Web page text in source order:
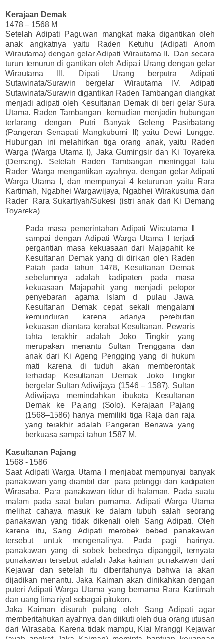
Kerajaan Demak
1478 – 1568 M
Setelah Adipati Paguwan mangkat maka digantikan oleh
anak angkatnya yaitu Raden Ketuhu (Adipati Anom
Wirautama) dengan gelar Adipati Wirautama II. Dan secara
turun temurun di gantikan oleh Adipati Urang dengan gelar
Wirautama III. Dipati Urang berputra Adipati
Sutawinata/Surawin bergelar Wirautama IV. Adipati
Sutawinata/Surawin digantikan Raden Tambangan diangkat
menjadi adipati oleh Kesultanan Demak di beri gelar Sura
Utama. Raden Tambangan kemudian menjadin hubungan
terlarang dengan Putri Banyak Geleng Pasirbatang
(Pangeran Senapati Mangkubumi II) yaitu Dewi Lungge.
Hubungan ini melahirkan tiga orang anak, yaitu Raden
Warga (Warga Utama I), Jaka Gumingsir dan Ki Toyareka
(Demang). Setelah Raden Tambangan meninggal lalu
Raden Warga mengantikan ayahnya, dengan gelar Adipati
Warga Utama I, dan mempunyai 4 keturunan yaitu Rara
Kartimah, Ngabhei Wargawijaya, Ngabhei Wirakusuma dan
Raden Rara Sukartiyah/Sukesi (istri anak dari Ki Demang
Toyareka).
Pada masa pemerintahan Adipati Wirautama II
sampai dengan Adipati Warga Utama I terjadi
pergantian masa kekuasaan dari Majapahit ke
Kesultanan Demak yang di dirikan oleh Raden
Patah pada tahun 1478, Kesultanan Demak
sebelumnya adalah kadipaten pada masa
kekuasaan Majapahit yang menjadi pelopor
penyebaran agama Islam di pulau Jawa.
Kesultanan Demak cepat sekali mengalami
kemunduran karena adanya perebutan
kekuasan diantara kerabat Kesultanan. Pewaris
tahta terakhir adalah Joko Tingkir yang
merupakan menantu Sultan Trenggana dan
anak dari Ki Ageng Pengging yang di hukum
mati karena di tuduh akan memberontak
terhadap Kesultanan Demak. Joko Tingkir
bergelar Sultan Adiwijaya (1546 – 1587). Sultan
Adiwijaya memindahkan ibukota Kesultanan
Demak ke Pajang (Solo). Kerajaan Pajang
(1568–1586) hanya memiliki tiga Raja dan raja
yang terakhir adalah Pangeran Benawa yang
berkuasa sampai tahun 1587 M.
Kasultanan Pajang
1568 - 1586
Saat Adipati Warga Utama I menjabat mempunyai banyak
panakawan yang diambil dari para petinggi dan kadipaten
Wirasaba. Para panakawan tidur di halaman. Pada suatu
malam pada saat bulan purnama, Adipati Warga Utama
melihat cahaya masuk ke dalam tubuh salah seorang
panakawan yang tidak dikenali oleh Sang Adipati. Oleh
karena itu, Sang Adipati merobek bebed panakawan
tersebut untuk mengenalinya. Pada pagi harinya,
panakawan yang di sobek bebednya dipanggil, ternyata
punakawan tersebut adalah Jaka kaiman punakawan dari
Kejawar dan setelah itu diberitahunya bahwa ia akan
dijadikan menantu. Jaka Kaiman akan dinikahkan dengan
puteri Adipati Warga Utama yang bernama Rara Kartimah
dan uang lima riyal sebagai pitukon.
Jaka Kaiman disuruh pulang oleh Sang Adipati agar
memberitahukan ayahnya dan diikuti oleh dua orang utusan
dari Wirasaba. Karena tidak mampu, Kiai Mranggi Kejawar